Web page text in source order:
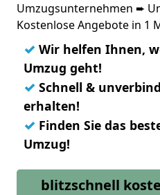
Umzugsunternehmen ➨
Kostenlose Angebote in 1
✓ Wir helfen Ihnen,
Umzug geht!
✓ Schnell &
erhalten!
✓ Finden Sie das
Umzug!
blitzschnell